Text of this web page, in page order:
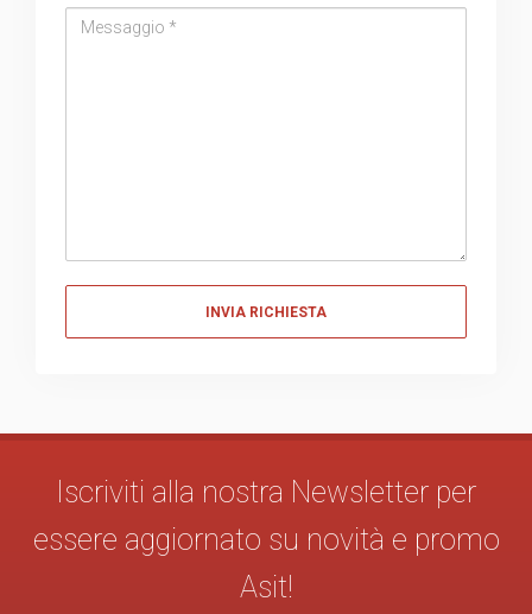
Iscriviti alla nostra Newsletter per
essere aggiornato su novità e promo
Asit!